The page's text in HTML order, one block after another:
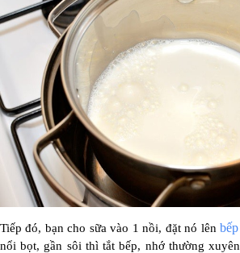
Tiếp đó, bạn cho sữa vào 1 nồi, đặt nó lênbếp
nổi bọt, gần sôi thì tắt bếp, nhớ thường